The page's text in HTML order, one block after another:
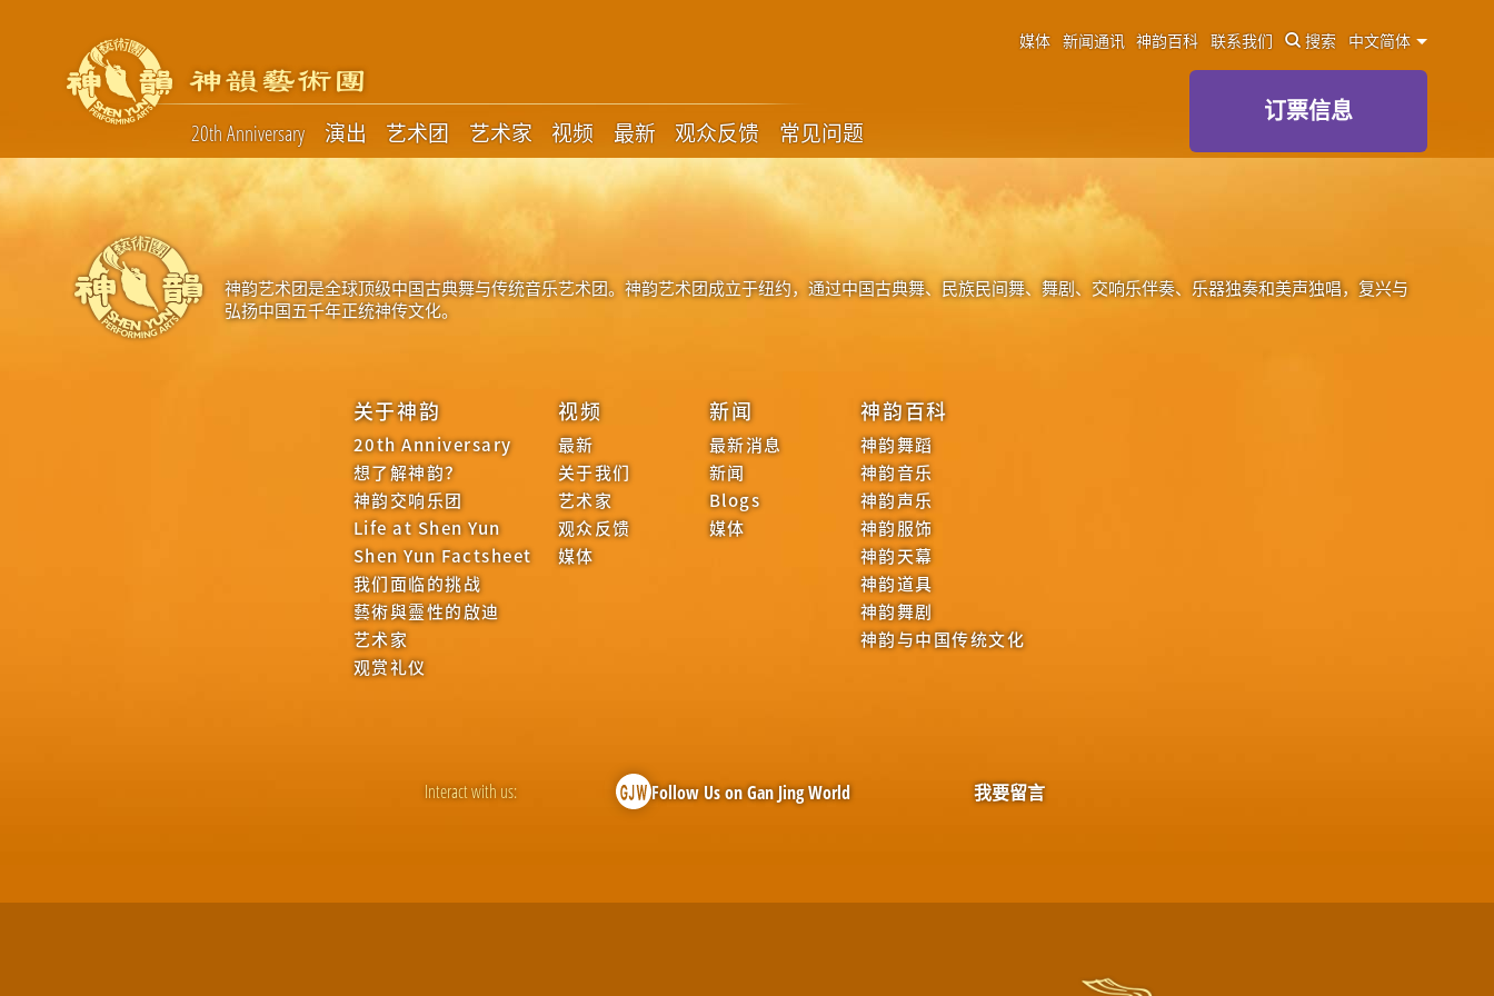
20th Anniversary 演出 艺术团 艺术家 视频 最新 观众反馈 常见问题
媒体 新闻通讯 神韵百科 联系我们 搜索 中文简体
订票信息
神韵艺术团是全球顶级中国古典舞与传统音乐艺术团。神韵艺术团成立于纽约，通过中国古典舞、民族民间舞、舞剧、交响乐伴奏、乐器独奏和美声独唱，复兴与
弘扬中国五千年正统神传文化。
关于神韵
20th Anniversary
想了解神韵？
神韵交响乐团
Life at Shen Yun
Shen Yun Factsheet
我们面临的挑战
藝術與靈性的啟迪
艺术家
观赏礼仪
视频
最新
关于我们
艺术家
观众反馈
媒体
新闻
最新消息
新闻
Blogs
媒体
神韵百科
神韵舞蹈
神韵音乐
神韵声乐
神韵服饰
神韵天幕
神韵道具
神韵舞剧
神韵与中国传统文化
Interact with us: Follow Us on Gan Jing World 我要留言